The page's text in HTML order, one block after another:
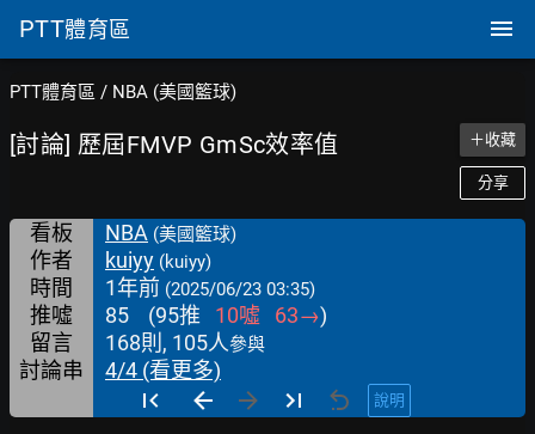
PTT體育區
PTT體育區 / NBA (美國籃球)
[討論] 歷屆FMVP GmSc效率值 ＋收藏
分享
看板 NBA (美國籃球)
作者 kuiyy (kuiyy)
時間 1年前 (2025/06/23 03:35)
推噓 85 (95推 10噓 63→)
留言
168則, 105人參與
討論串 4/4 (看更多)
說明